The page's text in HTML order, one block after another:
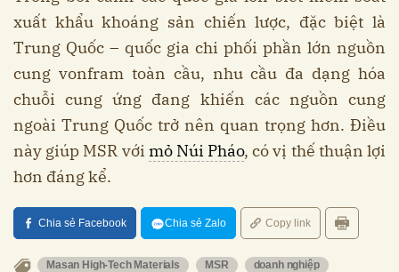
xuất khẩu khoáng sản chiến lược, đặc biệt là
Trung Quốc – quốc gia chi phối phần lớn nguồn
cung vonfram toàn cầu, nhu cầu đa dạng hóa
chuỗi cung ứng đang khiến các nguồn cung
ngoài Trung Quốc trở nên quan trọng hơn. Điều
này giúp MSR với mỏ Núi Pháo, có vị thế thuận lợi
hơn đáng kể.
Chia sẻ Facebook Chia sẻ Zalo Copy link
Masan High-Tech Materials MSR
doanh nghiệp